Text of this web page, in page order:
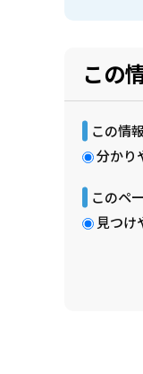
この
この情
分かり
このペ
見つけ